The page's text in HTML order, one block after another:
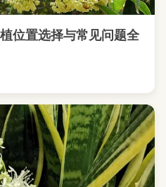
位置选择与常见问题全